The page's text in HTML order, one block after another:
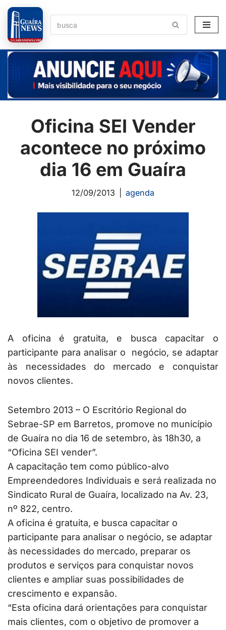
Pular
para
o
conteúdo
Oficina SEI Vender
acontece no próximo
dia 16 em Guaíra
12/09/2013 agenda
A oficina é gratuita, e busca capacitar o
participante para analisar o negócio, se adaptar
às necessidades do mercado e conquistar
novos clientes.
Setembro 2013 – O Escritório Regional do
Sebrae-SP em Barretos, promove no município
de Guaíra no dia 16 de setembro, às 18h30, a
“Oficina SEI vender”.
A capacitação tem como público-alvo
Empreendedores Individuais e será realizada no
Sindicato Rural de Guaíra, localizado na Av. 23,
nº 822, centro.
A oficina é gratuita, e busca capacitar o
participante para analisar o negócio, se adaptar
às necessidades do mercado, preparar os
produtos e serviços para conquistar novos
clientes e ampliar suas possibilidades de
crescimento e expansão.
“Esta oficina dará orientações para conquistar
mais clientes, com o objetivo de promover a